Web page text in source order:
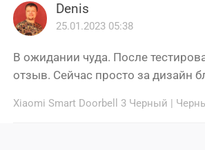
Denis
25.01.2023 05:38
В ожидании чуда. После
отзыв. Сейчас просто за дизайн
Xiaomi Smart Doorbell 3 Черный |